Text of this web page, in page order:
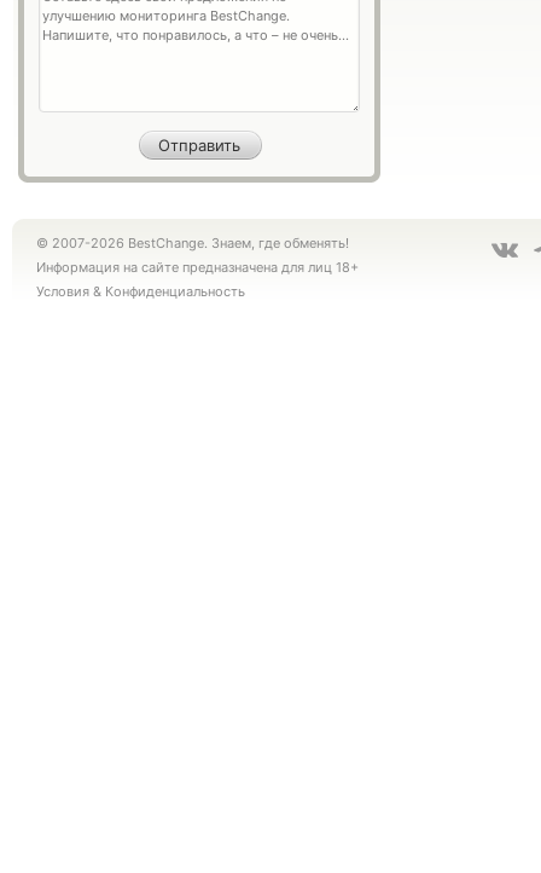
© 2007-2026 BestChange. Знаем, где обменять!
Информация на сайте предназначена для лиц 18+
Условия & Конфиденциальность